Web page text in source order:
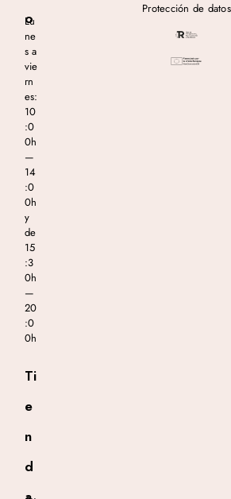
o
Lu
ne
s a
vie
rn
es:
10
:0
0h
—
14
:0
0h
y
de
15
:3
0h
—
20
:0
0h
Ti
e
n
d
Protección de datos